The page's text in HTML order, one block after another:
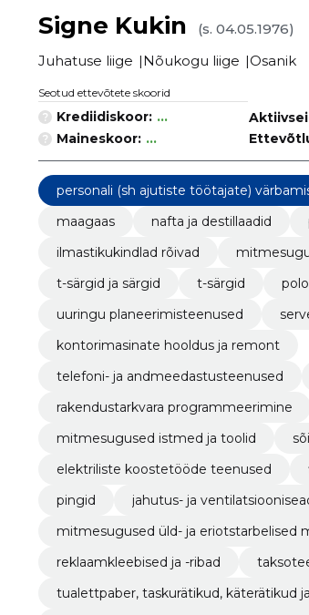
Signe Kukin
(s. 04.05.1976)
Juhatuse liige
Nõukogu liige Osanik
Seotud ettevõtete skoorid
Krediidiskoor: ...
Maineskoor: ...
personali (sh ajutiste töötajate)
maagaas
nafta ja destillaadid
ilmastikukindlad rõivad
t-särgid ja särgid
t-särgid
uuringu planeerimisteenused
kontorimasinate hooldus ja remont
telefoni- ja andmeedastusteenused
rakendustarkvara programmeerimine
mitmesugused istmed ja toolid
elektriliste koostetööde teenused
pingid
jahutus- ja
mitmesugused üld- ja eriotstarbelised
reklaamkleebised ja -ribad
tualettpaber, taskurätikud, käterätikud